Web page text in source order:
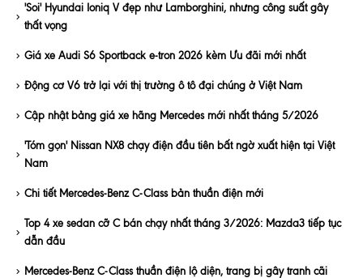
'Soi' Hyundai Ioniq V đẹp như Lamborghini, nhưng công suất gây
thất vọng
Giá xe Audi S6 Sportback e-tron 2026 kèm Ưu đãi mới nhất
Động cơ V6 trở lại với thị trường ô tô đại chúng ở Việt Nam
Cập nhật bảng giá xe hãng Mercedes mới nhất tháng 5/2026
'Tóm gọn' Nissan NX8 chạy điện đầu tiên bất ngờ xuất hiện tại Việt
Nam
Chi tiết Mercedes-Benz C-Class bản thuần điện mới
Top 4 xe sedan cỡ C bán chạy nhất tháng 3/2026: Mazda3 tiếp tục
dẫn đầu
Mercedes-Benz C-Class thuần điện lộ diện, trang bị gây tranh cãi